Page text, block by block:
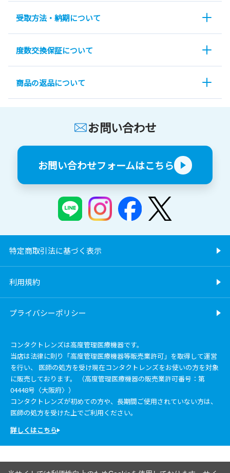
受取方法・納期について
度数交換保証について
商品の返品について
お問い合わせ
お問い合わせフォームはこちら
特定商取引法に基づく表示
利用規約
プライバシーポリシー
コンタクトレンズは高度管理医療機器です。
当店は法律に則り「高度管理医療機器等販売業許可」を取得して運営
を行い、 医師の処方を受け現在コンタクトレンズをお使いの方を対象
に販売しております。 （高度管理医療機器の販売業許可番号：第
04448号〈大阪府〉）
コンタクトレンズが初めての方や、長期間ご使用されていない方は、
医師の処方を受けた上でご利用ください。
詳しくはこちら